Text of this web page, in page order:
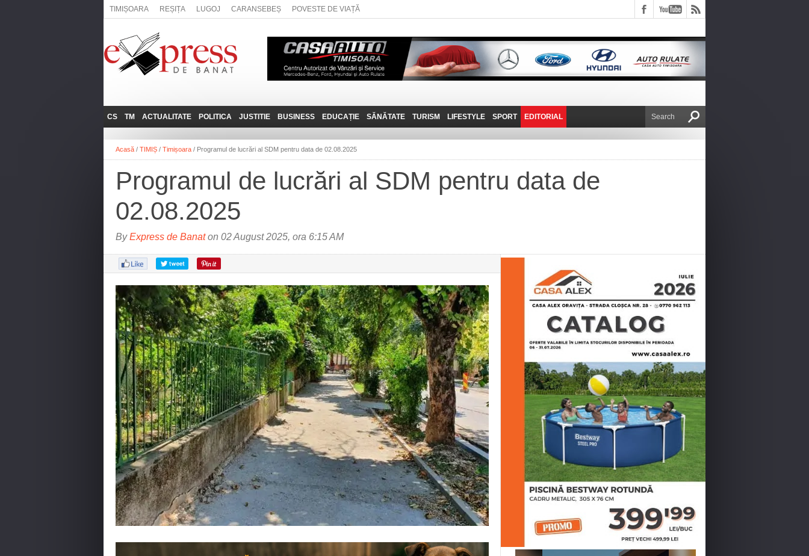
TIMIȘOARA REȘIȚA LUGOJ CARANSEBEȘ POVESTE DE VIAȚĂ
CS
REȘIȚA
CARANSEBEȘ
ANINA
BĂILE HERCULANE
BOCŞA
ORAVIȚA
OȚELU ROŞU
TM
LUGOJ
TIMIȘOARA
ACTUALITATE
ADMINISTRATIE
NAȚIONAL
SOCIAL
UTILE
POLITICA
EXPRESSLIVE
INTERVIURILE
JUSTITIE BUSINESS
JOB-URI
TEHNIT
EDUCAȚIE SĂNĂTATE TURISM
PRIN MUNȚII
FANTASTICUL BANAT
LIFESTYLE
POVESTE DE VIAȚĂ
SPORT EDITORIAL
DE VICTOR NAFIRU
Acasă / TIMIȘ / Timișoara / Programul de lucrări al SDM pentru data de 02.08.2025
Programul de lucrări al SDM pentru data de
02.08.2025
ByExpress de Banaton 02 August 2025, ora 6:15 AM